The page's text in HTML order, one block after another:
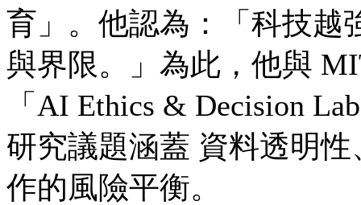
育」。他認為：「科技越
與界限。」為此，他與
「AI Ethics & Decision
研究議題涵蓋 資料透明
作的風險平衡。